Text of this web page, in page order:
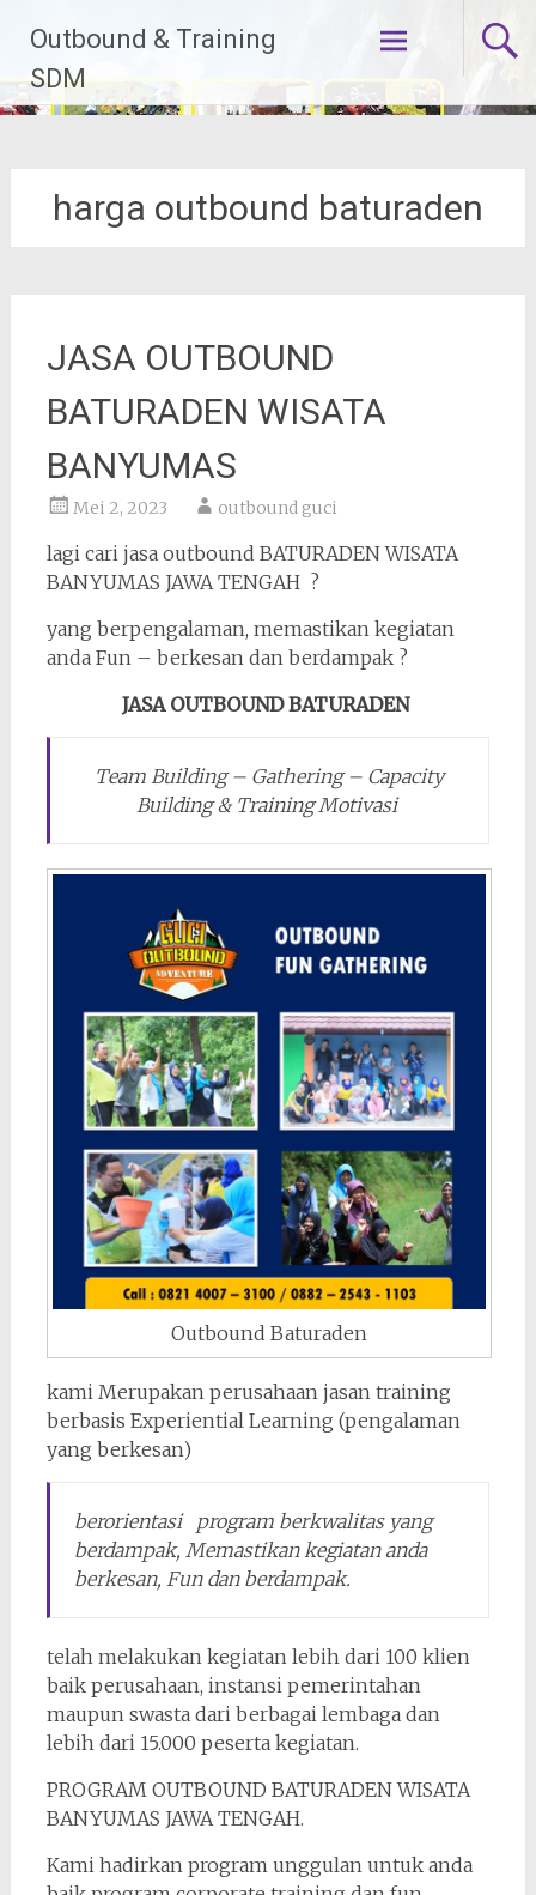
konten
Outbound & Training
SDM
harga outbound baturaden
JASA OUTBOUND
BATURADEN WISATA
BANYUMAS
Mei 2, 2023 outbound guci
lagi cari jasa outbound BATURADEN WISATA
BANYUMAS JAWA TENGAH ?
yang berpengalaman, memastikan kegiatan
anda Fun – berkesan dan berdampak ?
JASA OUTBOUND BATURADEN
Team Building – Gathering – Capacity
Building & Training Motivasi
Outbound Baturaden
kami Merupakan perusahaan jasan training
berbasis Experiential Learning (pengalaman
yang berkesan)
berorientasi program berkwalitas yang
berdampak, Memastikan kegiatan anda
berkesan, Fun dan berdampak.
telah melakukan kegiatan lebih dari 100 klien
baik perusahaan, instansi pemerintahan
maupun swasta dari berbagai lembaga dan
lebih dari 15.000 peserta kegiatan.
PROGRAM OUTBOUND BATURADEN WISATA
BANYUMAS JAWA TENGAH.
Kami hadirkan program unggulan untuk anda